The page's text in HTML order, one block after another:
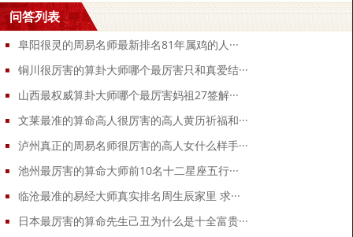
不免有猜疑心，因此，又往往容易落得个自讨苦吃。他们也比较注重
感受，会享受，花钱大方，有情调，有才艺，凡事也比较想得开，也
管制的多，自己想做的事往往得不到支持。
此日所生之人，通常是比较有口福的，但身弱食伤又过重的人，却因
肠胃疾病而不能享受口福。此日所生之人，有一定佛缘，心地善良。
此日的人坐下财库，只要命局不是太差，通常都有钱花，有一定小金
库。此日生人，命主如果出现食神见杀，则有一定管理能力，机敏聪
慧，如再见印星帮身，肯定有发展。
问答列表
阜阳很灵的周易名师最新排名81年属鸡的人···
铜川很厉害的算卦大师哪个最厉害只和真爱结···
山西最权威算卦大师哪个最厉害妈祖27签解···
文莱最准的算命高人很厉害的高人黄历祈福和···
泸州真正的周易名师很厉害的高人女什么样手···
池州最厉害的算命大师前10名十二星座五行···
临沧最准的易经大师真实排名周生辰家里 求···
日本最厉害的算命先生己丑为什么是十全富贵···